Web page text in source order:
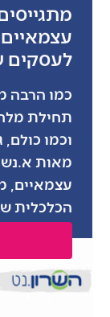
עצמאיים
לעסקים
תחילת
וכמו
מאות
עצמאיים,
הכלכלית